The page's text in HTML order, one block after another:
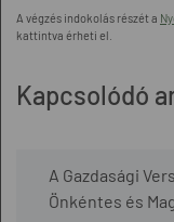
A végzés indokolás részét a
kattintva érheti el.
Kapcsolódó
A Gazdasági
Önkéntes és